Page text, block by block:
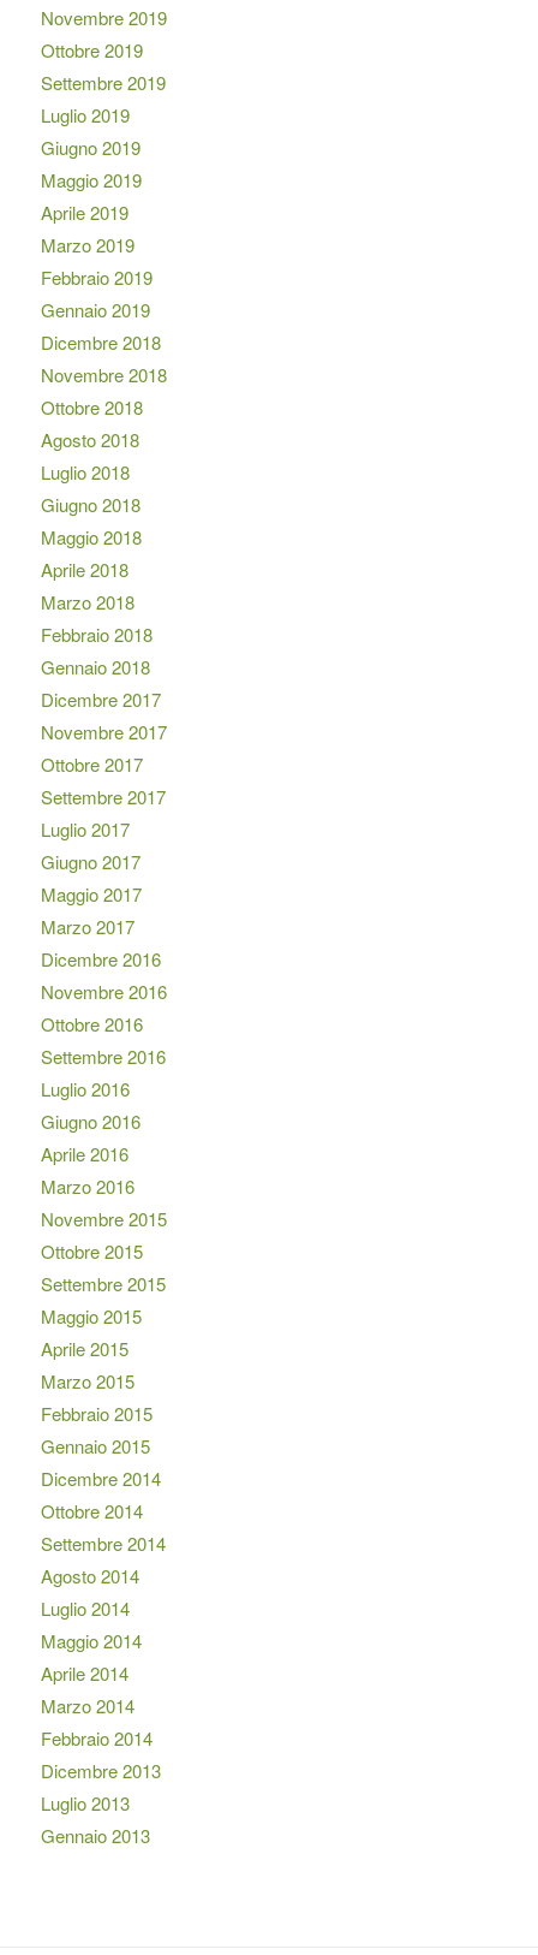
Novembre 2019
Ottobre 2019
Settembre 2019
Luglio 2019
Giugno 2019
Maggio 2019
Aprile 2019
Marzo 2019
Febbraio 2019
Gennaio 2019
Dicembre 2018
Novembre 2018
Ottobre 2018
Agosto 2018
Luglio 2018
Giugno 2018
Maggio 2018
Aprile 2018
Marzo 2018
Febbraio 2018
Gennaio 2018
Dicembre 2017
Novembre 2017
Ottobre 2017
Settembre 2017
Luglio 2017
Giugno 2017
Maggio 2017
Marzo 2017
Dicembre 2016
Novembre 2016
Ottobre 2016
Settembre 2016
Luglio 2016
Giugno 2016
Aprile 2016
Marzo 2016
Novembre 2015
Ottobre 2015
Settembre 2015
Maggio 2015
Aprile 2015
Marzo 2015
Febbraio 2015
Gennaio 2015
Dicembre 2014
Ottobre 2014
Settembre 2014
Agosto 2014
Luglio 2014
Maggio 2014
Aprile 2014
Marzo 2014
Febbraio 2014
Dicembre 2013
Luglio 2013
Gennaio 2013